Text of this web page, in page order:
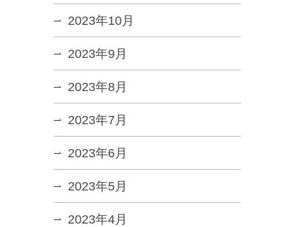
2023年10月
2023年9月
2023年8月
2023年7月
2023年6月
2023年5月
2023年4月